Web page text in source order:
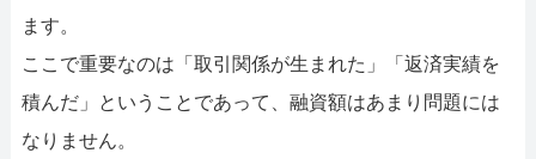
ます。
ここで重要なのは「取引関係が生まれた」「返済実績を
積んだ」ということであって、融資額はあまり問題には
なりません。